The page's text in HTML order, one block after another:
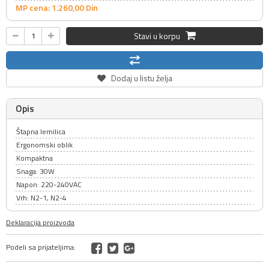
MP cena: 1.260,00Din
Stavi u korpu
Dodaj u listu želja
Opis
Štapna lemilica
Ergonomski oblik
Kompaktna
Snaga: 30W
Napon: 220-240VAC
Vrh: N2-1, N2-4
Deklaracija proizvoda
Podeli sa prijateljima: